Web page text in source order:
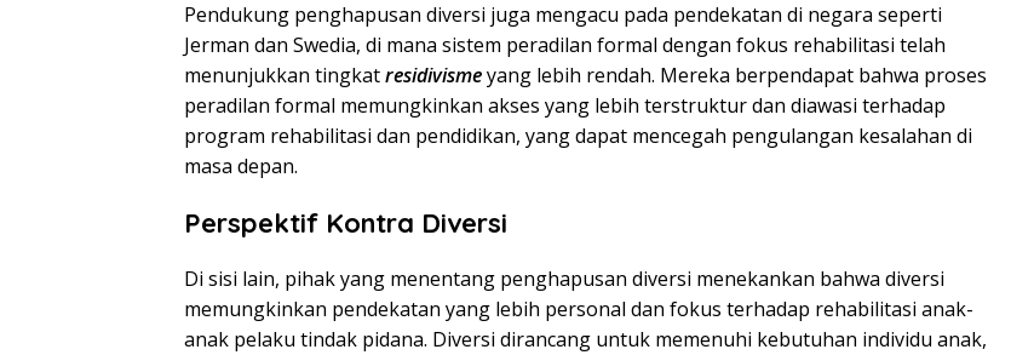
Pendukung penghapusan diversi juga mengacu pada pendekatan di negara seperti
Jerman dan Swedia, di mana sistem peradilan formal dengan fokus rehabilitasi telah
menunjukkan tingkatresidivismeyang lebih rendah. Mereka berpendapat bahwa proses
peradilan formal memungkinkan akses yang lebih terstruktur dan diawasi terhadap
program rehabilitasi dan pendidikan, yang dapat mencegah pengulangan kesalahan di
masa depan.
Perspektif Kontra Diversi
Di sisi lain, pihak yang menentang penghapusan diversi menekankan bahwa diversi
memungkinkan pendekatan yang lebih personal dan fokus terhadap rehabilitasi anak-
anak pelaku tindak pidana. Diversi dirancang untuk memenuhi kebutuhan individu anak,